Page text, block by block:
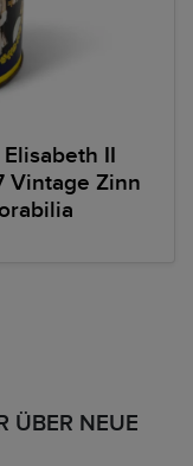
II
Vintage Zinn
ÜBER NEUE